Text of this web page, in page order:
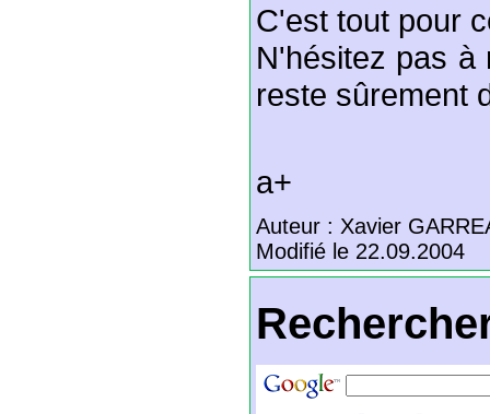
C'est tout pour
N'hésitez pas à
reste sûrement
a+
Auteur : Xavier
Modifié le 22.09.2004